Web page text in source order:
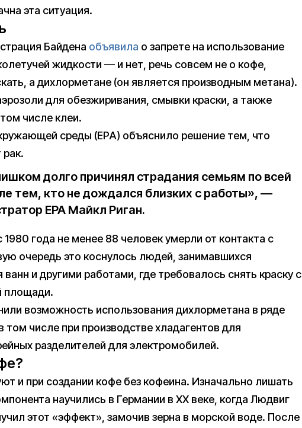
эта ситуация.
Байдена объявила о запрете на использование
жидкости — и нет, речь совсем не о кофе,
а дихлорметане (он является производным метана).
для обезжиривания, смывки краски, а также
числе клеи.
среды (EPA) объяснило решение тем, что
долго причинял страдания семьям по всей
тем, кто не дождался близких с работы», —
EPA Майкл Риган.
года не менее 88 человек умерли от контакта с
очередь это коснулось людей, занимавшихся
и другими работами, где требовалось снять краску с
площади.
возможность использования дихлорметана в ряде
числе при производстве хладагентов для
разделителей для электромобилей.
и при создании кофе без кофеина. Изначально лишать
научились в Германии в XX веке, когда Людвиг
этот «эффект», замочив зерна в морской воде. После